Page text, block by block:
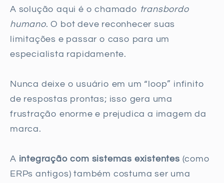
A solução aqui é o chamado transbordo
humano. O bot deve reconhecer suas
limitações e passar o caso para um
especialista rapidamente.
Nunca deixe o usuário em um “loop” infinito
de respostas prontas; isso gera uma
frustração enorme e prejudica a imagem da
marca.
A integração com sistemas existentes (como
ERPs antigos) também costuma ser uma